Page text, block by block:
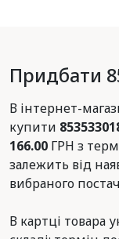
Придбати
В інтернет-
купити
166.00 ГРН з
залежить від
вибраного
В картці товара